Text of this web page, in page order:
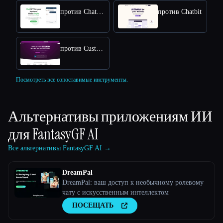
против Chatsimple против Chatbit
против CustomGPT
Посмотреть все сопоставимые инструменты.
Альтернативы приложениям ИИ
дляFantasyGF AI
Все альтернативы FantasyGF AI →
DreamPal
DreamPal: ваш доступ к необычному ролевому
чату с искусственным интеллектом
ПОСЕЩАТЬ